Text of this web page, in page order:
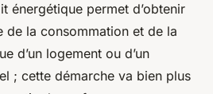
énergétique permet d’obtenir
de la consommation et de la
d’un logement ou d’un
; cette démarche va bien plus